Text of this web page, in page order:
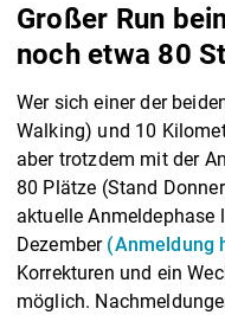
Großer Run
noch etwa 80
Wer sich einer der
Walking) und 10
aber trotzdem mit der
80 Plätze (Stand
aktuelle Anmeldephase
Dezember (Anmeldung
Korrekturen und ein
möglich.